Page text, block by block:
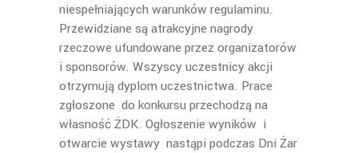
niespełniających warunków regulaminu.
Przewidziane są atrakcyjne nagrody
rzeczowe ufundowane przez organizatorów
i sponsorów. Wszyscy uczestnicy akcji
otrzymują dyplom uczestnictwa. Prace
zgłoszone do konkursu przechodzą na
własność ŻDK. Ogłoszenie wyników i
otwarcie wystawy nastąpi podczas Dni Żar